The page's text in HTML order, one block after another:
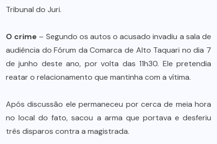
Tribunal do Juri.
O crime – Segundo os autos o acusado invadiu a sala de
audiência do Fórum da Comarca de Alto Taquari no dia 7
de junho deste ano, por volta das 11h30. Ele pretendia
reatar o relacionamento que mantinha com a vítima.
Após discussão ele permaneceu por cerca de meia hora
no local do fato, sacou a arma que portava e desferiu
três disparos contra a magistrada.